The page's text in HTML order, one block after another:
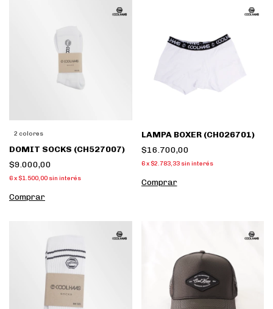
2 colores
DOMIT SOCKS (CH527007)
$9.000,00
6x $1.500,00 sin interés
Comprar
LAMPA BOXER (CH026701)
$16.700,00
6 x $2.783,33 sin interés
Comprar